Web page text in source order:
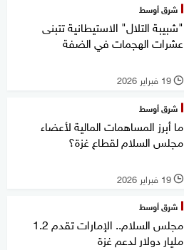
شرق أوسط
"شبيبة التلال" الاستيطانية تتبنى
عشرات الهجمات في الضفة
l 19 فبراير 2026
شرق أوسط
ما أبرز المساهمات المالية لأعضاء
مجلس السلام لقطاع غزة؟
l 19 فبراير 2026
شرق أوسط
مجلس السلام.. الإمارات تقدم 1.2
مليار دولار لدعم غزة